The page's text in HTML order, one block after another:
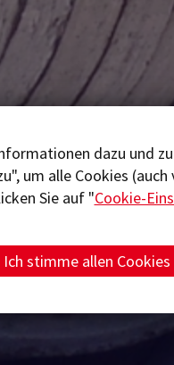
dazu und
um alle Cookies
Sie auf "Cookie-
Ich stimme allen Cookies